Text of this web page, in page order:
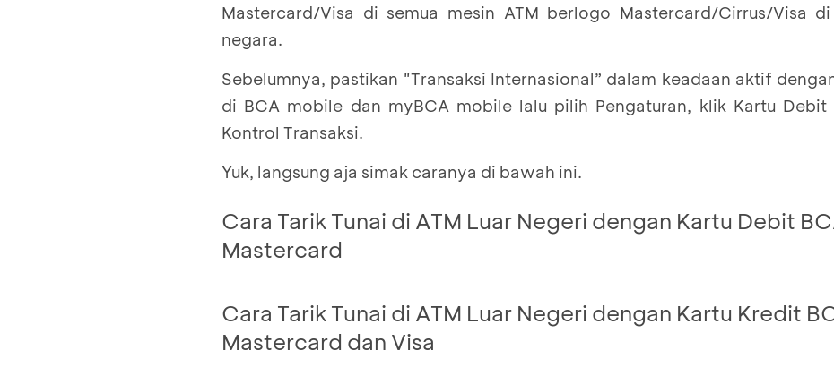
Mastercard/Visa di semua mesin ATM berlogo Mastercard/Cirrus/Visa
negara.
Sebelumnya, pastikan "Transaksi Internasional” dalam keadaan aktif
di BCA mobile dan myBCA mobile lalu pilih Pengaturan, klik Kartu Debit
Kontrol Transaksi.
Yuk, langsung aja simak caranya di bawah ini.
Cara Tarik Tunai di ATM Luar Negeri dengan Kartu Debit
Mastercard
PastikanKartu Debit BCA berlogo Mastercard, seperti contoh di bawah
Pastikan jugamesin ATM berlogo Mastercard, atau Cirrus
Cara Tarik Tunai di ATM Luar Negeri dengan Kartu Kredit
Mastercard dan Visa